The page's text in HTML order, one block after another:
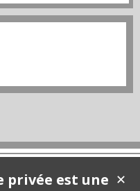
✕
privée est une